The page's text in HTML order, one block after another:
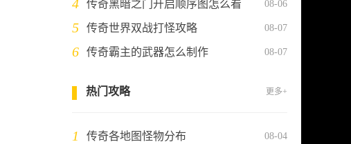
4 传奇黑暗之门开启顺序图怎么看 08-06
5 传奇世界双战打怪攻略 08-07
6 传奇霸主的武器怎么制作 08-07
热门攻略 更多+
1 传奇各地图怪物分布 08-04